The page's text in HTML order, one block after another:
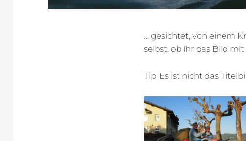
… gesichtet, von einem
selbst, ob ihr das Bild
Tip: Es ist nicht das